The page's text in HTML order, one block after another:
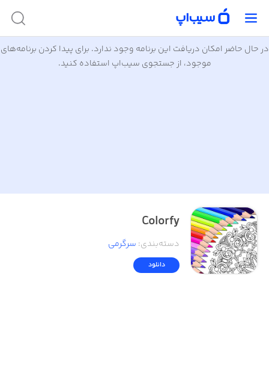
در حال حاضر امکان دریافت این برنامه وجود ندارد. برای پیدا کردن برنامه‌های
موجود، از جستجوی سیب‌اپ استفاده کنید.
Colorfy
دسته‌بندی: سرگرمی
دانلود